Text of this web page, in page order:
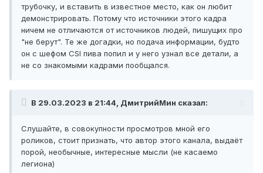
трубочку, и вставить в известное место, как он любит
демонстрировать. Потому что источники этого кадра
ничем не отличаются от источников людей, пишущих про
"не берут". Те же догадки, но подача информации, будто
он с шефом CSI пива попил и у него узнал все детали, а
не со знакомыми кадрами пообщался.
В 29.03.2023 в 21:44, ДмитрийМин сказал:
Слушайте, в совокупности просмотров мной его
роликов, стоит признать, что автор этого канала, выдаёт
порой, необычные, интересные мысли (не касаемо
легиона)